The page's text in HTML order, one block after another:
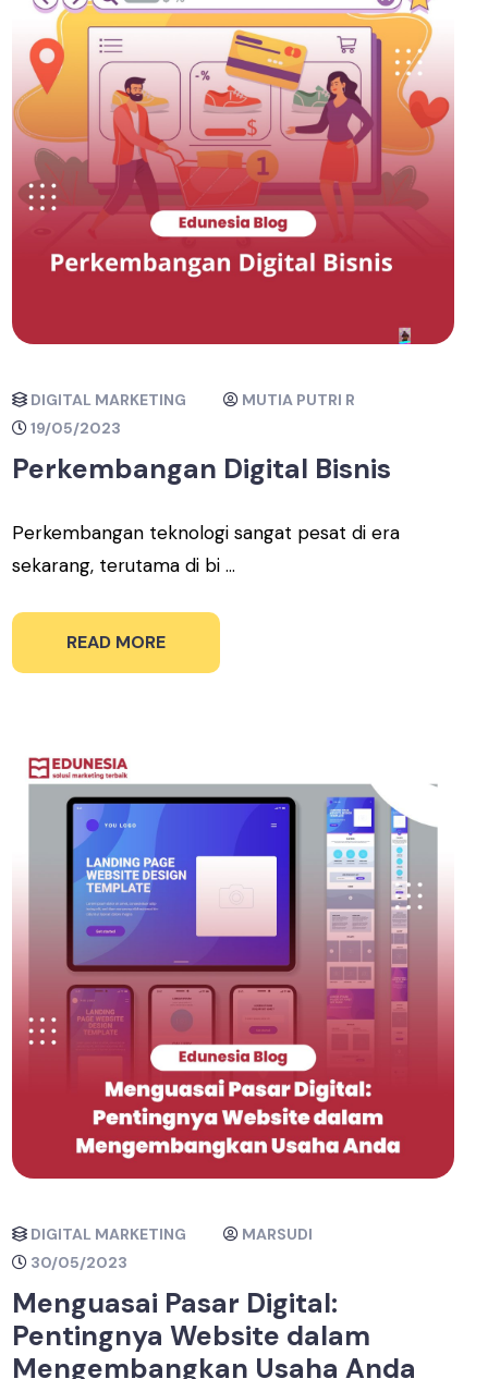
DIGITAL MARKETING
MUTIA PUTRI R
19/05/2023
Perkembangan Digital Bisnis
Perkembangan teknologi sangat pesat di era
sekarang, terutama di bi ...
READ MORE
DIGITAL MARKETING
MARSUDI
30/05/2023
Menguasai Pasar Digital:
Pentingnya Website dalam
Mengembangkan Usaha Anda